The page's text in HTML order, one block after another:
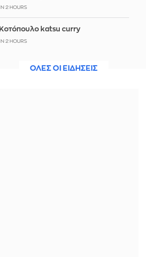
IN 2 HOURS
Κοτόπουλο katsu curry
IN 2 HOURS
τις ψητές πιπεριές πανεύκολα
ΟΛΕΣ ΟΙ ΕΙΔΗΣΕΙΣ